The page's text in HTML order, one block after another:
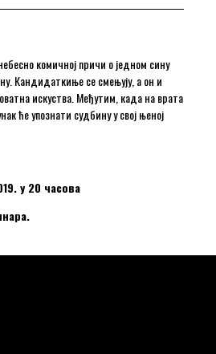
комичној причи о једном сину
Кандидаткиње се смењују, а он и
искуства. Међутим, када на врата
ће упознати судбину у свој њеној
у 20 часова